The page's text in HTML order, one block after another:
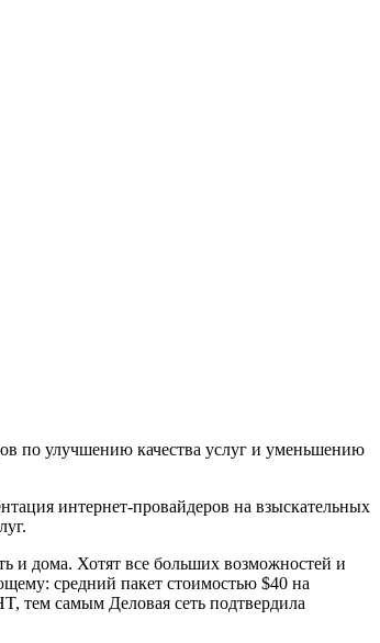
по улучшению качества услуг и уменьшению
интернет-провайдеров на взыскательных
и дома. Хотят все больших возможностей и
средний пакет стоимостью $40 на
тем самым Деловая сеть подтвердила